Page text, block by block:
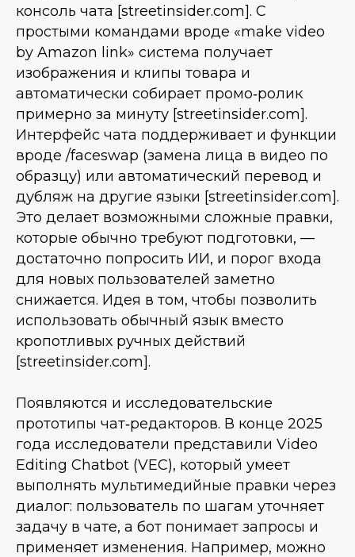
консоль чата [streetinsider.com]. С
простыми командами вроде «make video
by Amazon link» система получает
изображения и клипы товара и
автоматически собирает промо‑ролик
примерно за минуту [streetinsider.com].
Интерфейс чата поддерживает и функции
вроде /faceswap (замена лица в видео по
образцу) или автоматический перевод и
дубляж на другие языки [streetinsider.com].
Это делает возможными сложные правки,
которые обычно требуют подготовки, —
достаточно попросить ИИ, и порог входа
для новых пользователей заметно
снижается. Идея в том, чтобы позволить
использовать обычный язык вместо
кропотливых ручных действий
[streetinsider.com].
Появляются и исследовательские
прототипы чат‑редакторов. В конце 2025
года исследователи представили Video
Editing Chatbot (VEC), который умеет
выполнять мультимедийные правки через
диалог: пользователь по шагам уточняет
задачу в чате, а бот понимает запросы и
применяет изменения. Например, можно